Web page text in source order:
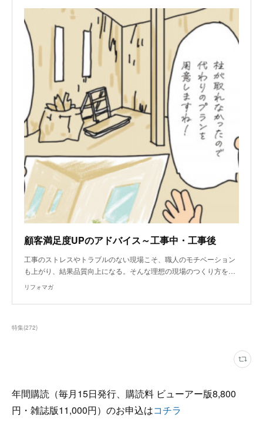
顧客満足度UPのアドバイス～工事中・工事後
工事のストレスやトラブルのない現場こそ、職人のモチベーション
も上がり、結果品質向上になる。そんな理想の現場のつくり方を…
リフォマガ
特集(272)
年間購読（毎月15日発行、購読料 ビューアー版8,800
円・雑誌版11,000円）のお申込はコチラ